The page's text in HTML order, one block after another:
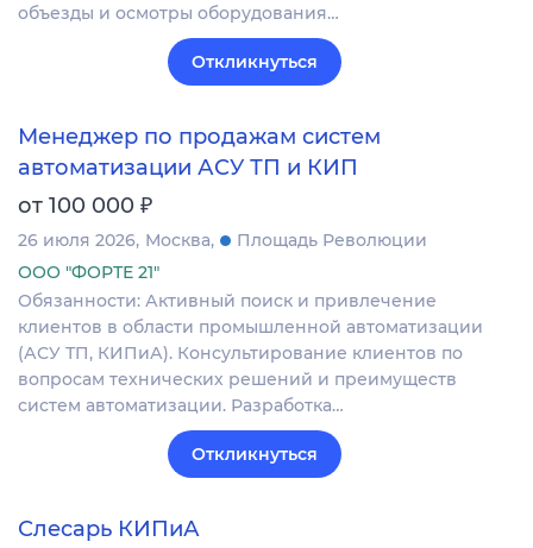
объезды и осмотры оборудования…
Откликнуться
Менеджер по продажам систем
автоматизации АСУ ТП и КИП
от 100 000 ₽
26 июля 2026 Москва
Площадь Революции
ООО "ФОРТЕ 21"
Обязанности: Активный поиск и привлечение
клиентов в области промышленной автоматизации
(АСУ ТП, КИПиА). Консультирование клиентов по
вопросам технических решений и преимуществ
систем автоматизации. Разработка…
Откликнуться
Слесарь КИПиА